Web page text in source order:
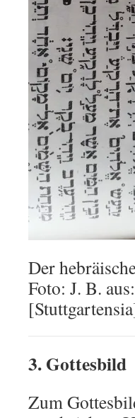
Der
Foto: J. B.
3. Gottesbild
Zum